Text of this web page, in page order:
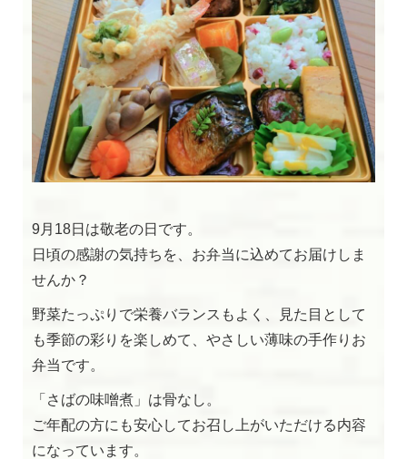
閉じる
9月18日は敬老の日です。
日頃の感謝の気持ちを、お弁当に込めてお届けしま
せんか？
野菜たっぷりで栄養バランスもよく、見た目として
も季節の彩りを楽しめて、やさしい薄味の手作りお
弁当です。
「さばの味噌煮」は骨なし。
ご年配の方にも安心してお召し上がいただける内容
になっています。